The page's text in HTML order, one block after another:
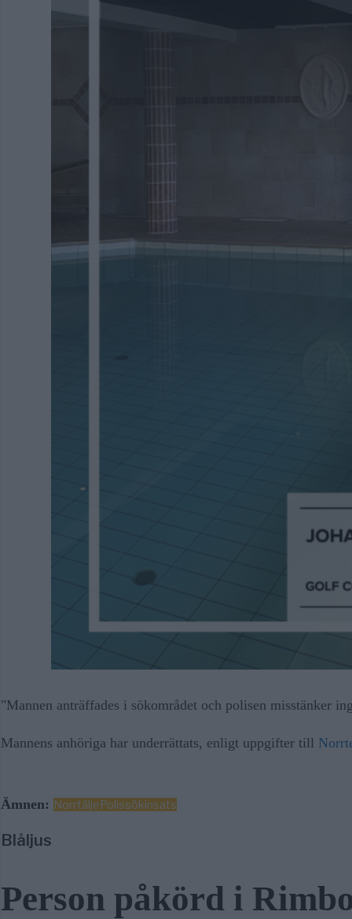
"Mannen anträffades i sökområdet och polisen misstänker
Mannens anhöriga har underrättats, enligt uppgifter till
Ämnen: NorrtäljePolissökinsats
Blåljus
Person påkörd i